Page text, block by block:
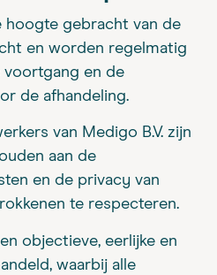
hoogte gebracht van de
en worden regelmatig
en de
de afhandeling.
van Medigo B.V. zijn
aan de
en de privacy van
te respecteren.
objectieve, eerlijke en
waarbij alle